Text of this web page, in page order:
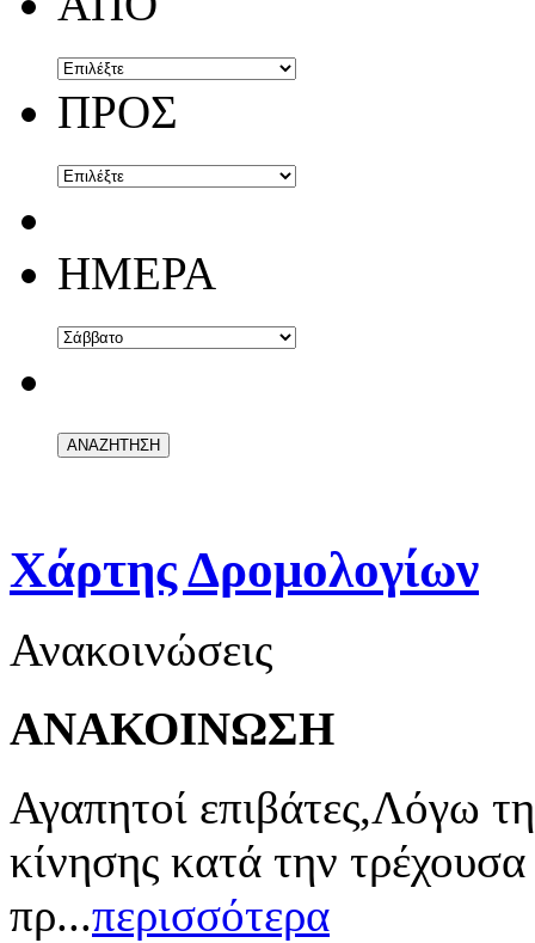
ΠΡΟΣ
ΗΜΕΡΑ
Χάρτης Δρομολογίων
Ανακοινώσεις
ΑΝΑΚΟΙΝΩΣΗ
Αγαπητοί επιβάτες,Λόγω
κίνησης κατά την
πρ...περισσότερα